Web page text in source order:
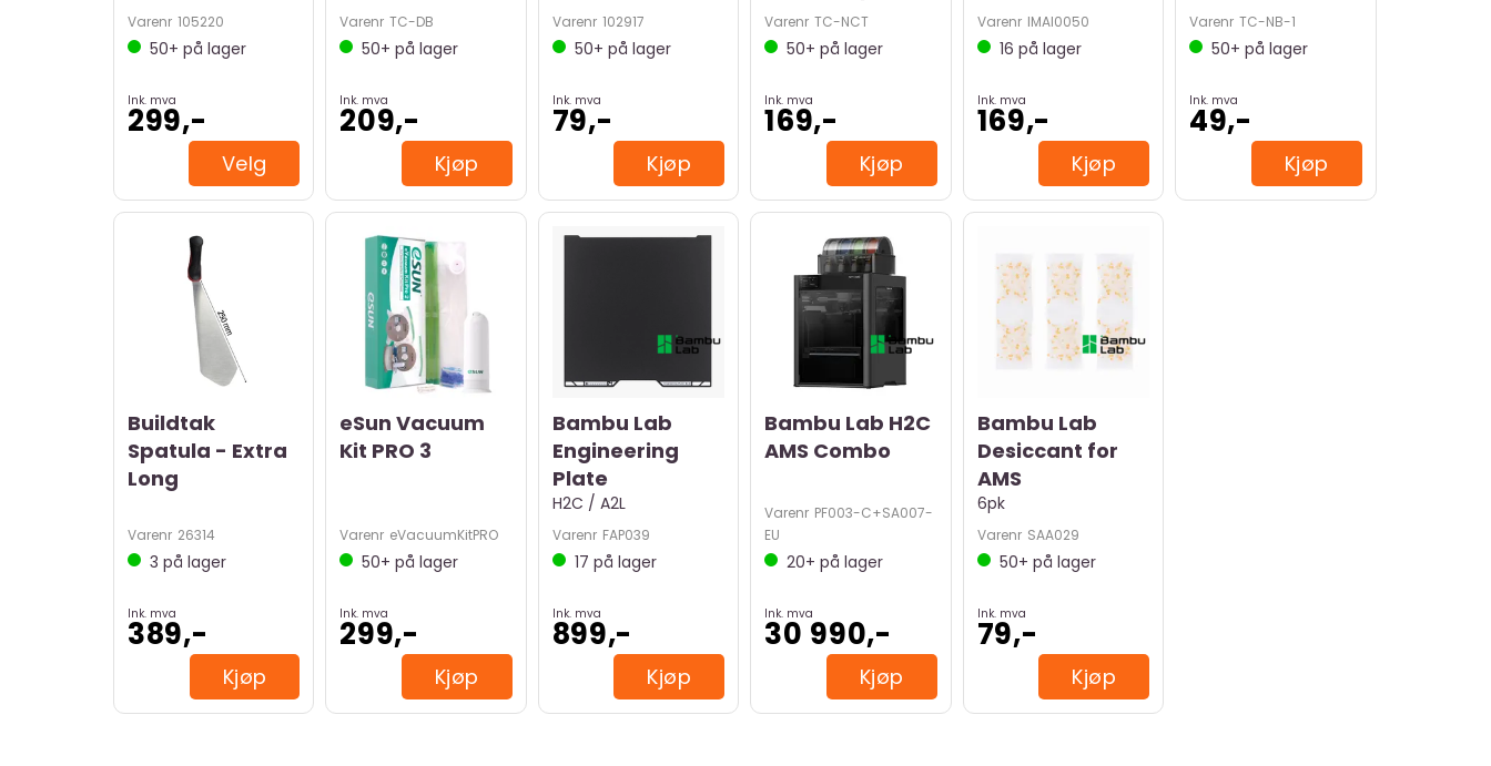
Varenr 105220
50+ på lager
Ink. mva
299,-
Velg
Varenr TC-DB
50+ på lager
Ink. mva
209,-
Kjøp
Varenr 102917
50+ på lager
Ink. mva
79,-
Kjøp
Varenr TC-NCT
50+ på lager
Ink. mva
169,-
Kjøp
Varenr IMAI0050
16 på lager
Ink. mva
169,-
Kjøp
Varenr TC-NB-1
50+ på lager
Ink. mva
49,-
Kjøp
Buildtak
Spatula - Extra
Long
Varenr 26314
3 på lager
Ink. mva
389,-
Kjøp
eSun Vacuum
Kit PRO 3
Varenr eVacuumKitPRO
50+ på lager
Ink. mva
299,-
Kjøp
Bambu Lab
Engineering
Plate
H2C / A2L
Varenr FAP039
17 på lager
Ink. mva
899,-
Kjøp
Bambu Lab H2C
AMS Combo
Varenr PF003-C+SA007-
EU
20+ på lager
Ink. mva
30 990,-
Kjøp
Bambu Lab
Desiccant for
AMS
6pk
Varenr SAA029
50+ på lager
Ink. mva
79,-
Kjøp